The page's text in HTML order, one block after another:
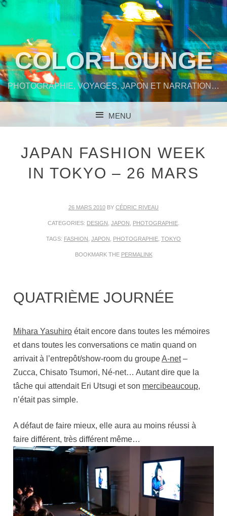
COLOR LOUNGE
PHOTOGRAPHIE, VOYAGES, JAPON ET NARRATION…
MENU
JAPAN FASHION WEEK
IN TOKYO – 26 MARS
26 MARS 2010 BY CÉDRIC RIVEAU
CATEGORIES: DESIGN JAPON PHOTOGRAPHIE
TAGS: FASHION JAPON PHOTOGRAPHIE TOKYO
BOOKMARK THE PERMALINK
QUATRIÈME JOURNÉE
Mihara Yasuhiro était encore dans toutes les mémoires
et dans toutes les conversations ce matin quand on
arrivait à l’entrepôt/show-room du groupeA-net–
Zucca, Chisato Tsumori, Né-net… Autant dire que la
tâche qui attendait Eri Utsugi et son mercibeaucoup,
n’était pas simple.
A défaut de faire mieux, elle aura au moins réussi à
faire différent, très différent même…